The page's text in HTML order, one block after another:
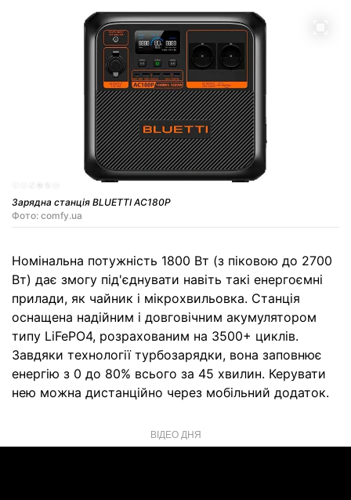
Зарядна станція BLUETTI AC180P
Фото: comfy.ua
Номінальна потужність 1800 Вт (з піковою до 2700
Вт) дає змогу під'єднувати навіть такі енергоємні
прилади, як чайник і мікрохвильовка. Станція
оснащена надійним і довговічним акумулятором
типу LiFePO4, розрахованим на 3500+ циклів.
Завдяки технології турбозарядки, вона заповнює
енергію з 0 до 80% всього за 45 хвилин. Керувати
нею можна дистанційно через мобільний додаток.
ВІДЕО ДНЯ